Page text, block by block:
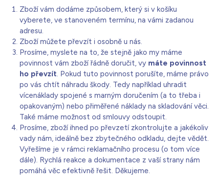
Zboží vám dodáme způsobem, který si v košíku
vyberete, ve stanoveném termínu, na vámi zadanou
adresu.
Zboží můžete převzít i osobně u nás.
Prosíme, myslete na to, že stejně jako my máme
povinnost vám zboží řádně doručit, vy máte povinnost
ho převzít. Pokud tuto povinnost porušíte, máme právo
po vás chtít náhradu škody. Tedy například uhradit
vícenáklady spojené s marným doručením (a to třeba i
opakovaným) nebo přiměřené náklady na skladování věci.
Také máme možnost od smlouvy odstoupit.
Prosíme, zboží ihned po převzetí zkontrolujte a jakékoliv
vady nám, ideálně bez zbytečného odkladu, dejte vědět.
Vyřešíme je v rámci reklamačního procesu (o tom více
dále). Rychlá reakce a dokumentace z vaší strany nám
pomáhá věc efektivně řešit. Děkujeme.